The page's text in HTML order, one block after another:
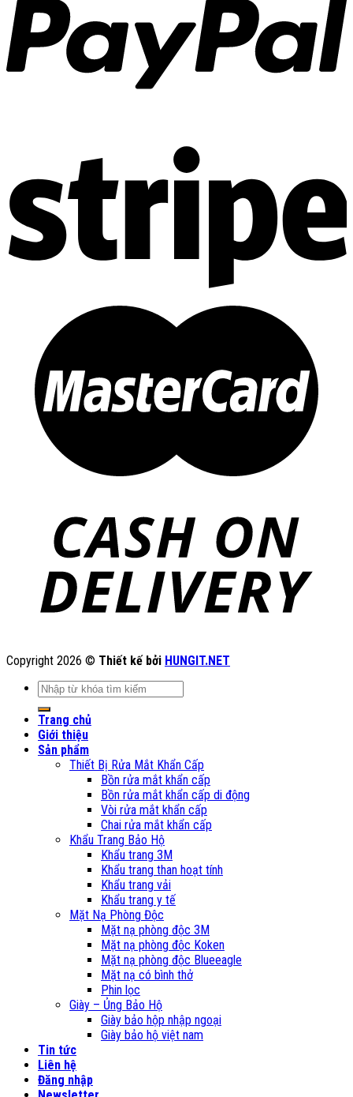
Copyright 2026 © Thiết kế bởi HUNGIT.NET
Tìm
kiếm:
Trang chủ
Giới thiệu
Sản phẩm
Thiết Bị Rửa Mắt Khẩn Cấp
Bồn rửa mắt khẩn cấp
Bồn rửa mắt khẩn cấp di động
Vòi rửa mắt khẩn cấp
Chai rửa mắt khẩn cấp
Khẩu Trang Bảo Hộ
Khẩu trang 3M
Khẩu trang than hoạt tính
Khẩu trang vải
Khẩu trang y tế
Mặt Nạ Phòng Độc
Mặt nạ phòng độc 3M
Mặt nạ phòng độc Koken
Mặt nạ phòng độc Blueeagle
Mặt nạ có bình thở
Phin lọc
Giày – Ủng Bảo Hộ
Giày bảo hộp nhập ngoại
Giày bảo hộ việt nam
Tin tức
Liên hệ
Đăng nhập